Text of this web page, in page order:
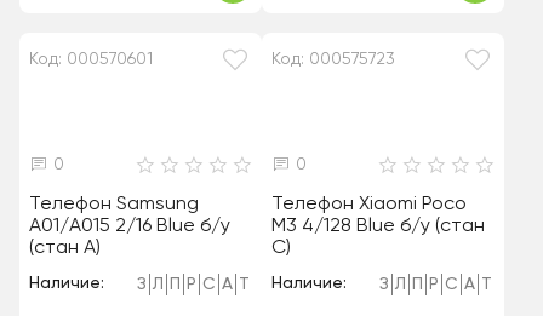
Код: 000570601
0
Телефон Samsung
A01/A015 2/16 Blue б/у
(стан A)
Наличие: З Л Р С А
Код: 000575723
0
Телефон Xiaomi Poco
M3 4/128 Blue б/у (стан
C)
Наличие: З Л Р С А